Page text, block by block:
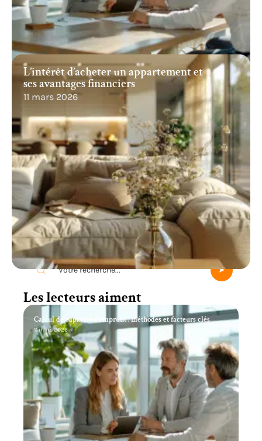
L’intérêt d’acheter un appartement et
ses avantages financiers
11 mars 2026
Recherche
Les lecteurs aiment
Calcul de capacité d’emprunt : méthodes et facteurs clés
11 mars 2026